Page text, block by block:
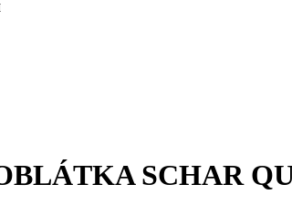
SCHAR